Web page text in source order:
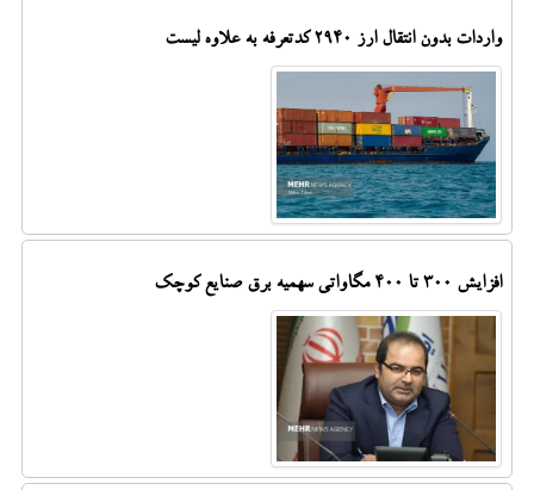
واردات بدون انتقال ارز ۲۹۴۰ کدتعرفه به علاوه لیست
افزایش 300 تا 400 مگاواتی سهمیه برق صنایع کوچک